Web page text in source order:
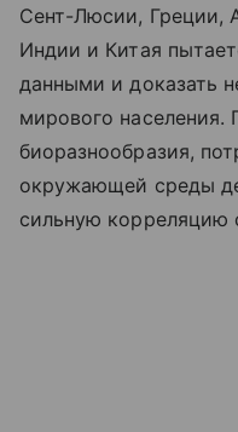
Сент-Люсии, Греции,
Индии и Китая
данными и доказать
мирового населения.
биоразнообразия,
окружающей среды
сильную корреляцию